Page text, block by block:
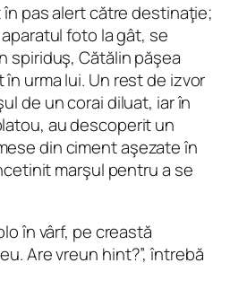
pas alert către destinaţie;
foto la gât, se
spiriduş, Cătălin păşea
urma lui. Un rest de izvor
de un corai diluat, iar în
au descoperit un
din ciment aşezate în
marşul pentru a se
în vârf, pe creastă
Are vreun hint?”, întrebă